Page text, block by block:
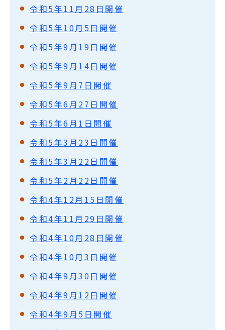
令和5年11月28日開催
令和5年10月5日開催
令和5年9月19日開催
令和5年9月14日開催
令和5年9月7日開催
令和5年6月27日開催
令和5年6月1日開催
令和5年3月23日開催
令和5年3月22日開催
令和5年2月22日開催
令和4年12月15日開催
令和4年11月29日開催
令和4年10月28日開催
令和4年10月3日開催
令和4年9月30日開催
令和4年9月12日開催
令和4年9月5日開催